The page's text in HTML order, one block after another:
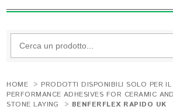
HOME > PRODOTTI DISPONIBILI SOLO PER
PERFORMANCE ADHESIVES FOR CERAMIC
STONE LAYING
> BENFERFLEX RAPIDO UK